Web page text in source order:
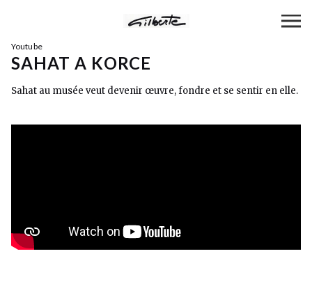
Youtube
SAHAT A KORCE
Sahat au musée veut devenir œuvre, fondre et se sentir en elle.